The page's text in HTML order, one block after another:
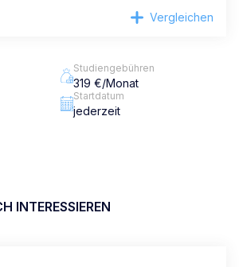
Vergleichen
Studiengebühren
319 €/Monat
Startdatum
jederzeit
INTERESSIEREN